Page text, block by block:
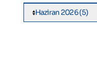
Haziran 2026 (5)